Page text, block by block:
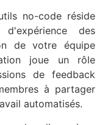
no-code réside
des
de votre équipe
joue un rôle
de feedback
à partager
automatisés.